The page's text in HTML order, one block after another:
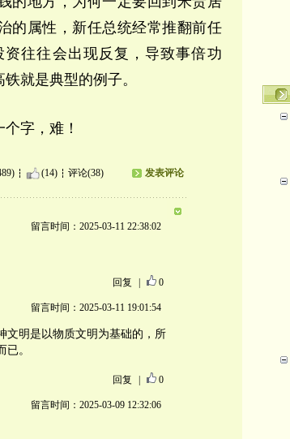
的属性，新任总统经常推翻前任
往往会出现反复，导致事倍功
就是典型的例子。
字，难！
(14) 评论(38) 发表评论
留言时间：2025-03-11 22:38:02
回复 0
留言时间：2025-03-11 19:01:54
文明是以物质文明为基础的，所
。
回复 0
留言时间：2025-03-09 12:32:06